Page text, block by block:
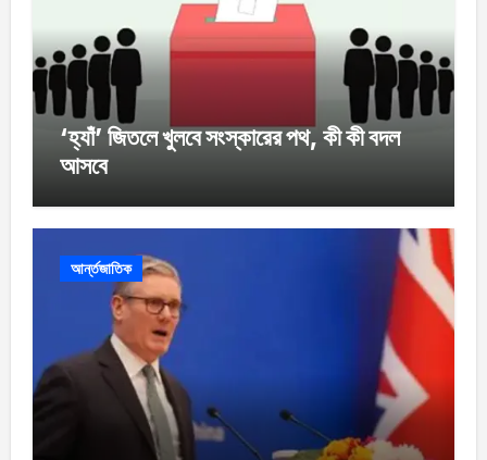
‘হ্যাঁ’ জিতলে খুলবে সংস্কারের পথ, কী কী বদল
আসবে
আর্ন্তজাতিক